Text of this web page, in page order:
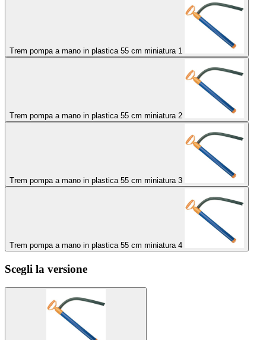
Trem pompa a mano in plastica 55 cm miniatura 1
Trem pompa a mano in plastica 55 cm miniatura 2
Trem pompa a mano in plastica 55 cm miniatura 3
Trem pompa a mano in plastica 55 cm miniatura 4
Scegli la versione